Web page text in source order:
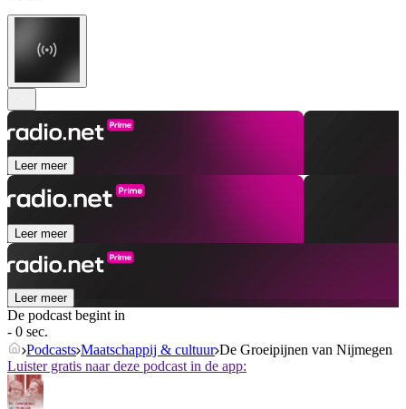
Leer meer
Leer meer
Leer meer
De podcast begint in
- 0 sec.
Podcasts Maatschappij & cultuur De Groeipijnen van Nijmegen
Luister gratis naar deze podcast in de app: